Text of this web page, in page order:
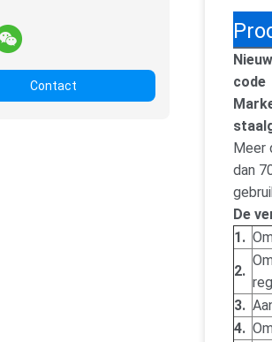
Contact
code
Meer
dan
De
1.
2.
3.
4.